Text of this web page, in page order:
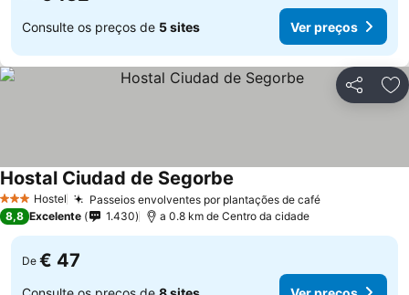
Consulte os preços de 5 sites Ver preços
Partilhar
3 EstrelasHostel Passeios envolventes por plantações de café
Hostal Ciudad de Segorbe
8,8 Excelente 1.430 a 0.8 km de Centro da cidade
De € 47